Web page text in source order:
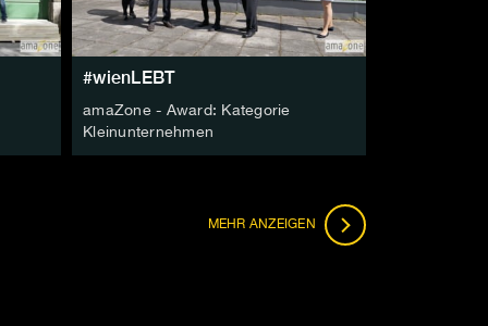
#wienLEBT
amaZone - Award: Kategorie
Kleinunternehmen
MEHR FOLGEN
ANZEIGEN